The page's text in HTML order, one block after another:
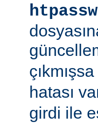
çıkmışsa
hatası
girdi ile